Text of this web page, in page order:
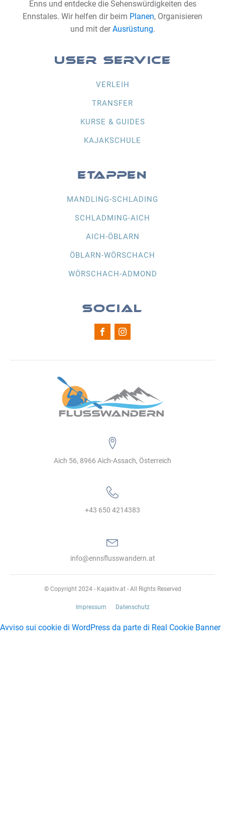
Enns und entdecke die Sehenswürdigkeiten des
Ennstales. Wir helfen dir beim Planen, Organisieren
und mit derAusrüstung.
USER SERVICE
VERLEIH
TRANSFER
KURSE & GUIDES
KAJAKSCHULE
ETAPPEN
MANDLING-SCHLADING
SCHLADMING-AICH
AICH-ÖBLARN
ÖBLARN-WÖRSCHACH
WÖRSCHACH-ADMOND
SOCIAL
Aich 56, 8966 Aich-Assach, Österreich
+43 650 4214383‬
info@ennsflusswandern.at
© Copyright 2024 - Kajaktiv.at - All Rights Reserved
Impressum Datenschutz
Avviso sui cookie di WordPress da parte di Real Cookie Banner